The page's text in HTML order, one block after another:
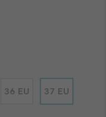
36 EU 37 EU